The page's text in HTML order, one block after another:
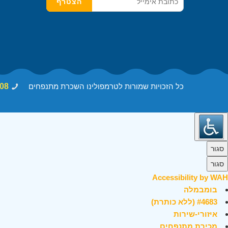
כל הזכויות שמורות לטרמפולינו השכרת מתנפחים
סגור
סגור
Accessibility by WAH
בומבמלה
#4683 (ללא כותרת)
איזורי-שירות
מכירת מתנפחים